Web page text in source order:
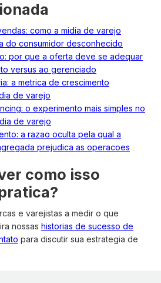
como a midia de varejo
do consumidor desconhecido
por que a oferta deve se adequar
versus ao gerenciado
a metrica de crescimento
de varejo
o experimento mais simples no
de varejo
a razao oculta pela qual a
prejudica as operacoes
como isso
e varejistas a medir o que
nossas historias de sucesso de
para discutir sua estrategia de